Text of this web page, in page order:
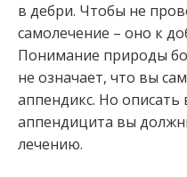
в дебри. Чтобы не
самолечение – оно к
Понимание природы
не означает, что вы
аппендикс. Но
аппендицита вы
лечению.